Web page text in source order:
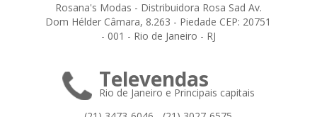
Rosana's Modas - Distribuidora Rosa Sad Av.
Dom Hélder Câmara, 8.263 - Piedade CEP: 20751
- 001 - Rio de Janeiro - RJ
Televendas
Rio de Janeiro e Principais capitais